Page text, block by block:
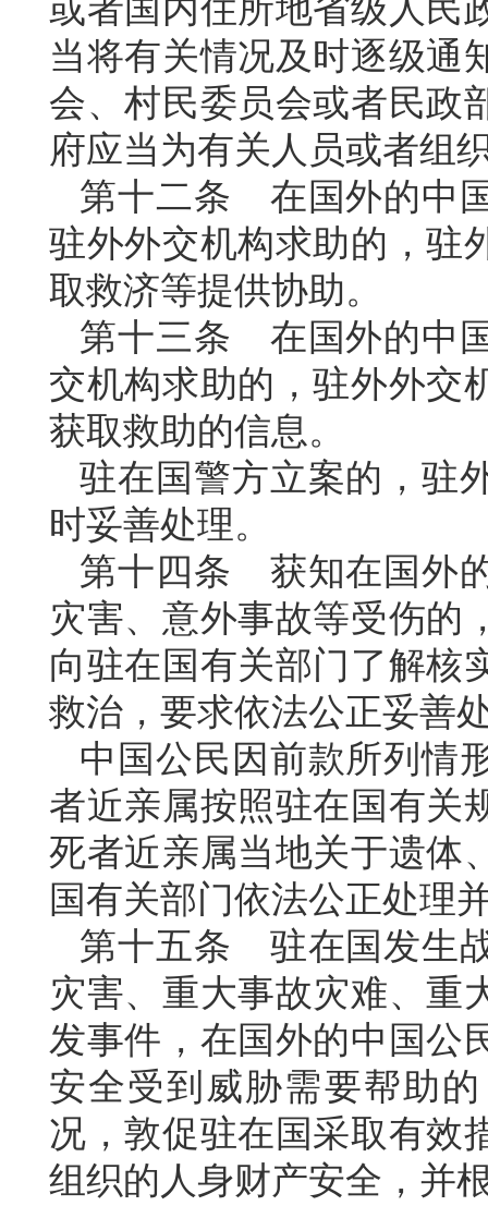
或者国内住所地省级人民
当将有关情况及时逐级通
会、村民委员会或者民政
府应当为有关人员或者组
第十二条 在国外的中
驻外外交机构求助的，驻
取救济等提供协助。
第十三条 在国外的中
交机构求助的，驻外外交
获取救助的信息。
驻在国警方立案的，驻
时妥善处理。
第十四条 获知在国外
灾害、意外事故等受伤的
向驻在国有关部门了解核
救治，要求依法公正妥善
中国公民因前款所列情
者近亲属按照驻在国有关
死者近亲属当地关于遗体
国有关部门依法公正处理
第十五条 驻在国发生
灾害、重大事故灾难、重
发事件，在国外的中国公
安全受到威胁需要帮助
况，敦促驻在国采取有效
组织的人身财产安全，并